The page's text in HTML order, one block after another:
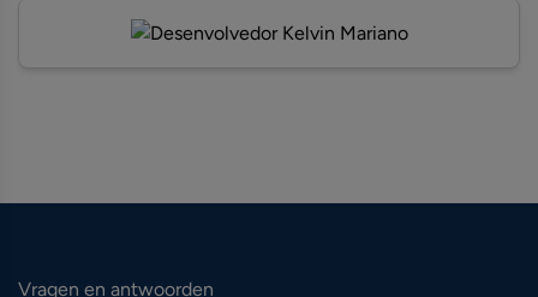
Vragen en antwoorden